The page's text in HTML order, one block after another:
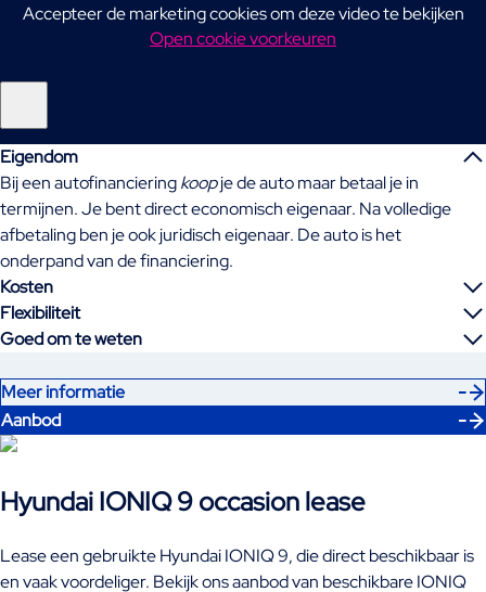
Accepteer de marketing cookies om deze video te bekijken
Open cookie voorkeuren
Eigendom
Bij een autofinancieringkoopje de auto maar betaal je in
termijnen. Je bent direct economisch eigenaar. Na volledige
afbetaling ben je ook juridisch eigenaar. De auto is het
onderpand van de financiering.
Kosten
Flexibiliteit
Goed om te weten
Meer informatie
Aanbod
Hyundai IONIQ 9 occasion lease
Lease een gebruikte Hyundai IONIQ 9, die direct beschikbaar is
en vaak voordeliger. Bekijk ons aanbod van beschikbare IONIQ